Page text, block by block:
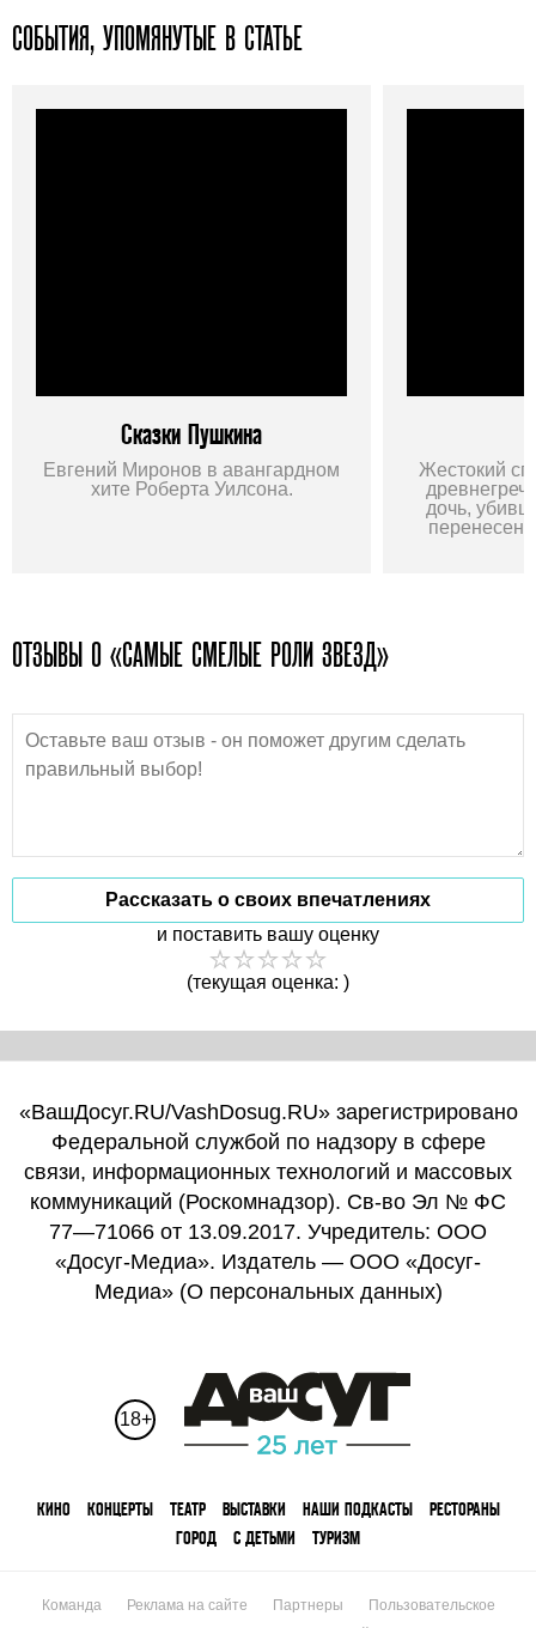
СОБЫТИЯ, УПОМЯНУТЫЕ В СТАТЬЕ
Сказки Пушкина
Евгений Миронов в авангардном
хите Роберта Уилсона.
Жестокий
дочь,
ОТЗЫВЫ О «САМЫЕ СМЕЛЫЕ РОЛИ ЗВЕЗД»
Рассказать о своих впечатлениях
и поставить вашу оценку
(текущая оценка: )
«ВашДосуг.RU/VashDosug.RU» зарегистрировано
Федеральной службой по надзору в сфере
связи, информационных технологий и массовых
коммуникаций (Роскомнадзор). Св-во Эл № ФС
77—71066 от 13.09.2017. Учредитель: ООО
«Досуг-Медиа». Издатель — ООО «Досуг-
Медиа» (О персональных данных)
18+
КИНО КОНЦЕРТЫ ТЕАТР ВЫСТАВКИ НАШИ ПОДКАСТЫ
РЕСТОРАНЫ
ГОРОД
С ДЕТЬМИ ТУРИЗМ
Команда Реклама на сайте Партнеры
Пользовательское